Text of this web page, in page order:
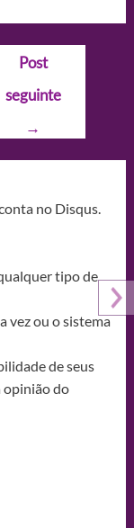
Post
seguinte
→
no Disqus.
tipo de
vez ou o sistema
de seus
opinião do